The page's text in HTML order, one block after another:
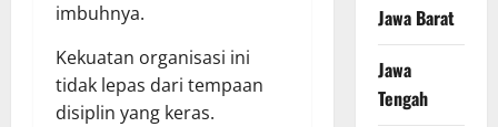
imbuhnya.
Kekuatan organisasi ini
tidak lepas dari tempaan
disiplin yang keras.
Jawa Barat
Jawa
Tengah